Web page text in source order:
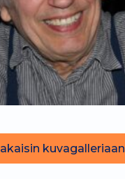
kuvagalleriaan